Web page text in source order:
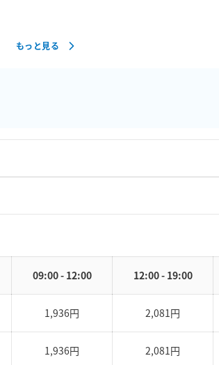
もっと見る
09:00 - 12:00 12:00 - 19:00
1,936円 2,081円
1,936円 2,081円